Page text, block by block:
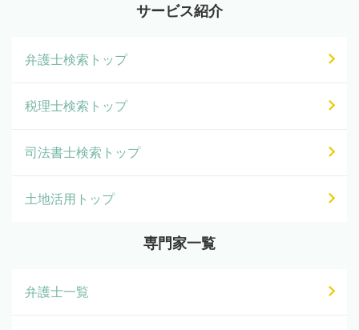
サービス紹介
弁護士検索トップ
税理士検索トップ
司法書士検索トップ
土地活用トップ
専門家一覧
弁護士一覧